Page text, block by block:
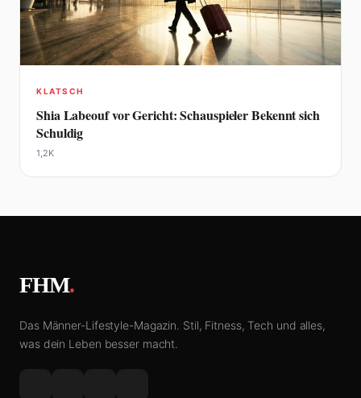
KLATSCH
Shia Labeouf vor Gericht: Schauspieler Bekennt sich
Schuldig
1,2K
FHM.
Das Männer-Lifestyle-Magazin. Stil, Fitness, Tech und alles,
was dein Leben besser macht.